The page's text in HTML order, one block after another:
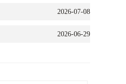
2026-07-08
2026-06-29